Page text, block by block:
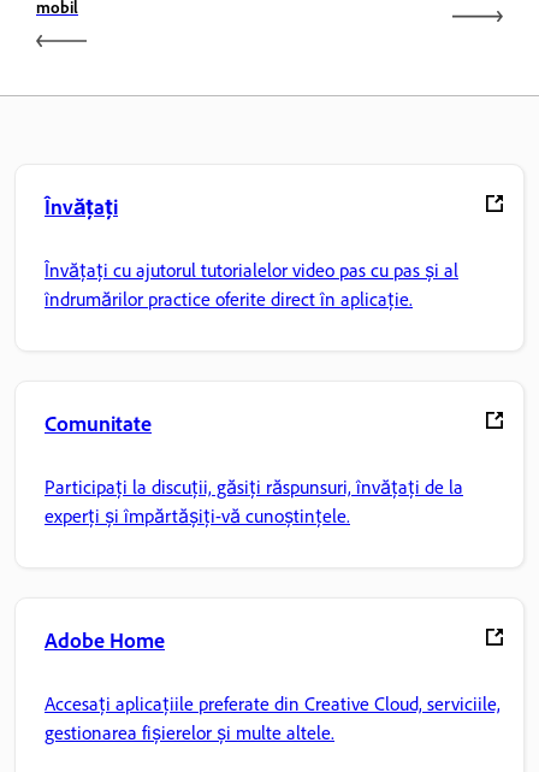
mobil
Învățați
Învățați cu ajutorul tutorialelor video pas cu pas și al
îndrumărilor practice oferite direct în aplicație.
Comunitate
Participați la discuții, găsiți răspunsuri, învățați de la
experți și împărtășiți-vă cunoștințele.
Adobe Home
Accesați aplicațiile preferate din Creative Cloud, serviciile,
gestionarea fișierelor și multe altele.